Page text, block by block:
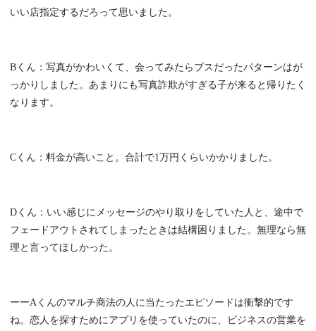
いい店指定するだろって思いました。
Bくん：写真がかわいくて、会ってみたらブスだったパターンはが
っかりしました。あまりにも写真詐欺がすぎる子が来ると帰りたく
なります。
Cくん：料金が高いこと。合計で1万円くらいかかりました。
Dくん：いい感じにメッセージのやり取りをしていた人と、途中で
フェードアウトされてしまったときは結構困りました。無理なら無
理と言ってほしかった。
ーーAくんのマルチ商法の人に当たったエピソードは衝撃的です
ね。恋人を探すためにアプリを使っていたのに、ビジネスの営業を